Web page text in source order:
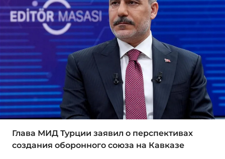
Глава МИД Турции заявил о перспективах
создания оборонного союза на Кавказе